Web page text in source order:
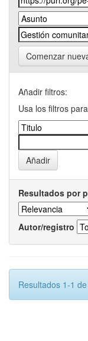
Comenzar
Añadir filtros:
Usa los filtros
Resultados por
Autor/registro
Resultados 1-1